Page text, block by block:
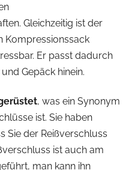
Gleichzeitig ist der
Kompressionssack
Er passt dadurch
Gepäck hinein.
, was ein Synonym
ist. Sie haben
Sie der Reißverschluss
ist auch am
man kann ihn